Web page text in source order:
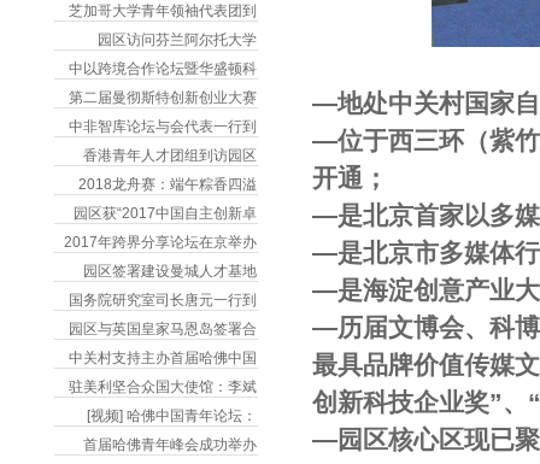
芝加哥大学青年领袖代表团到
园区访问芬兰阿尔托大学
中以跨境合作论坛暨华盛顿科
第二届曼彻斯特创新创业大赛
中非智库论坛与会代表一行到
香港青年人才团组到访园区
2018龙舟赛：端午粽香四溢
园区获“2017中国自主创新卓
2017年跨界分享论坛在京举办
园区签署建设曼城人才基地
国务院研究室司长唐元一行到
园区与英国皇家马恩岛签署合
中关村支持主办首届哈佛中国
驻美利坚合众国大使馆：李斌
[视频] 哈佛中国青年论坛：
首届哈佛青年峰会成功举办
―地处中关村国家
―位于西三环（紫
开通；
―是北京首家以多
―是北京市多媒体
―是海淀创意产业
―历届文博会、科
最具品牌价值传媒
创新科技企业奖”、
―园区核心区现已